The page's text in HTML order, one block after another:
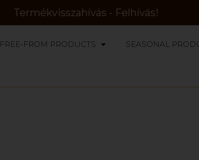
Termékvisszahívás - Felhívás!
FREE-FROM PRODUCTS SEASONAL